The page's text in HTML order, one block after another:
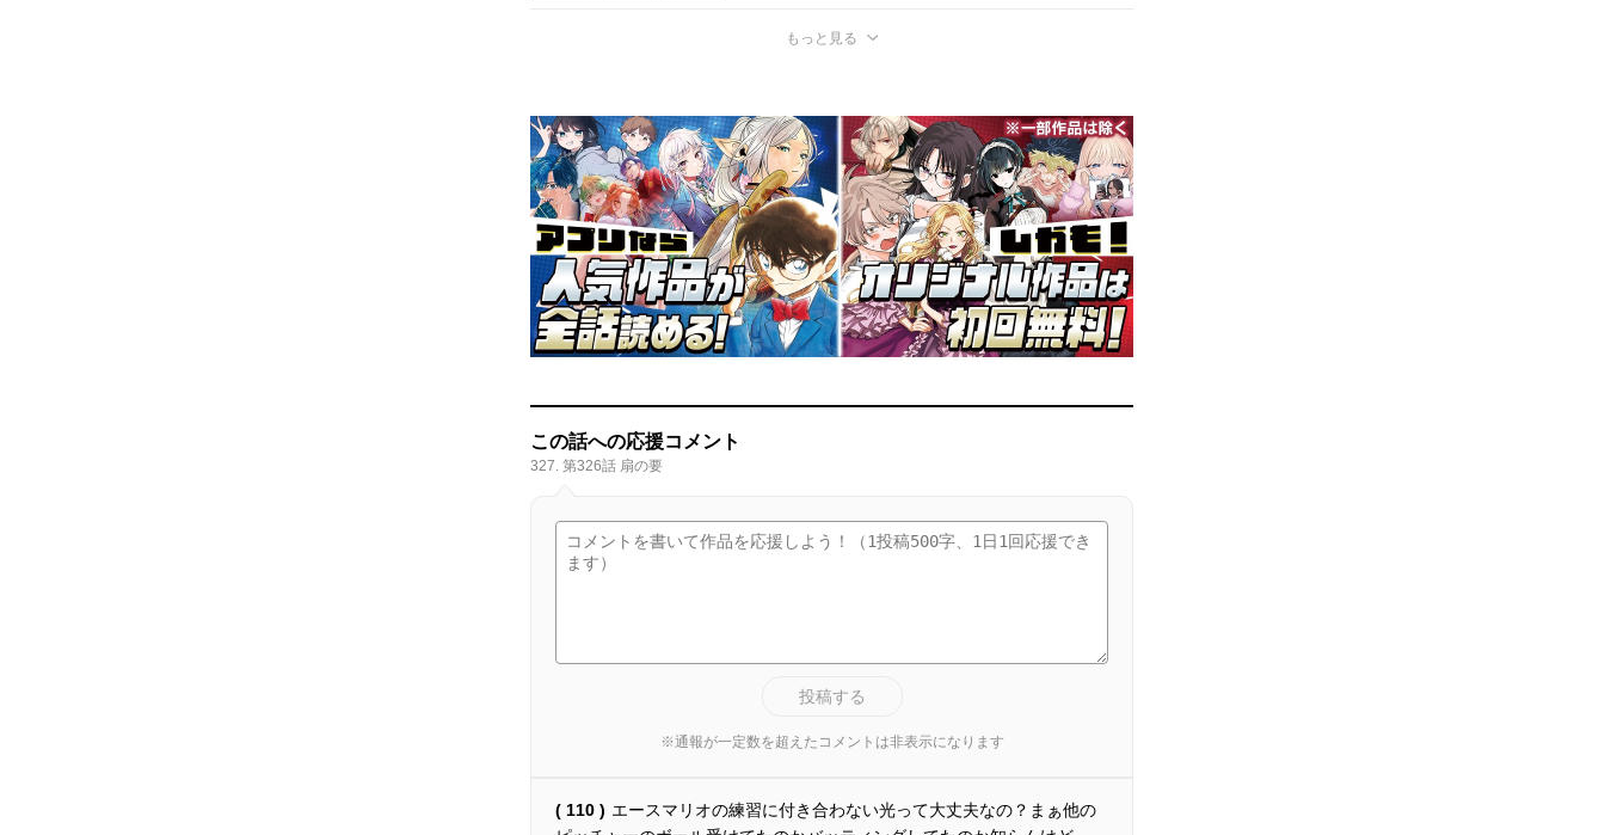
もっと見る
この話への応援コメント
327. 第326話 扇の要
投稿する
※通報が一定数を超えたコメントは非表示になります
( 110 ) エースマリオの練習に付き合わない光って大丈夫なの？まぁ他の